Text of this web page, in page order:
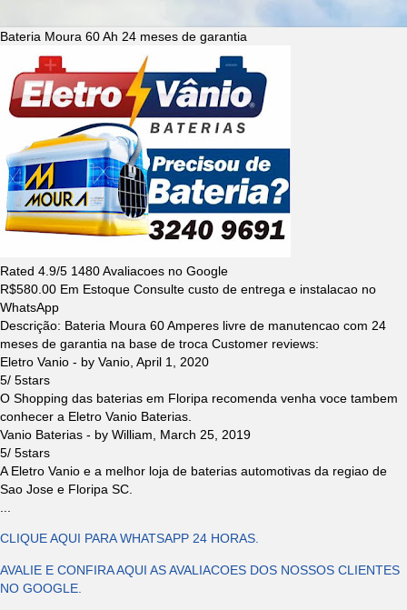
Bateria Moura 60 Ah 24 meses de garantia
Rated 4.9/5 1480Avaliacoes no Google
R$580.00 Em Estoque Consulte custo de entrega e instalacao no
WhatsApp
Descrição: Bateria Moura 60 Amperes livre de manutencao com 24
meses de garantia na base de troca Customer reviews:
Eletro Vanio - by Vanio April 1, 2020
5/ 5stars
O Shopping das baterias em Floripa recomenda venha voce tambem
conhecer a Eletro Vanio Baterias.
Vanio Baterias - by William
March 25, 2019
5/ 5stars
A Eletro Vanio e a melhor loja de baterias automotivas da regiao de
Sao Jose e Floripa SC.
CLIQUE AQUI PARA WHATSAPP 24 HORAS.
AVALIE E CONFIRA AQUI AS AVALIACOES DOS NOSSOS CLIENTES
NO GOOGLE.